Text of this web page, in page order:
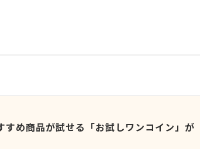
め商品が試せる「お試しワンコイン」が